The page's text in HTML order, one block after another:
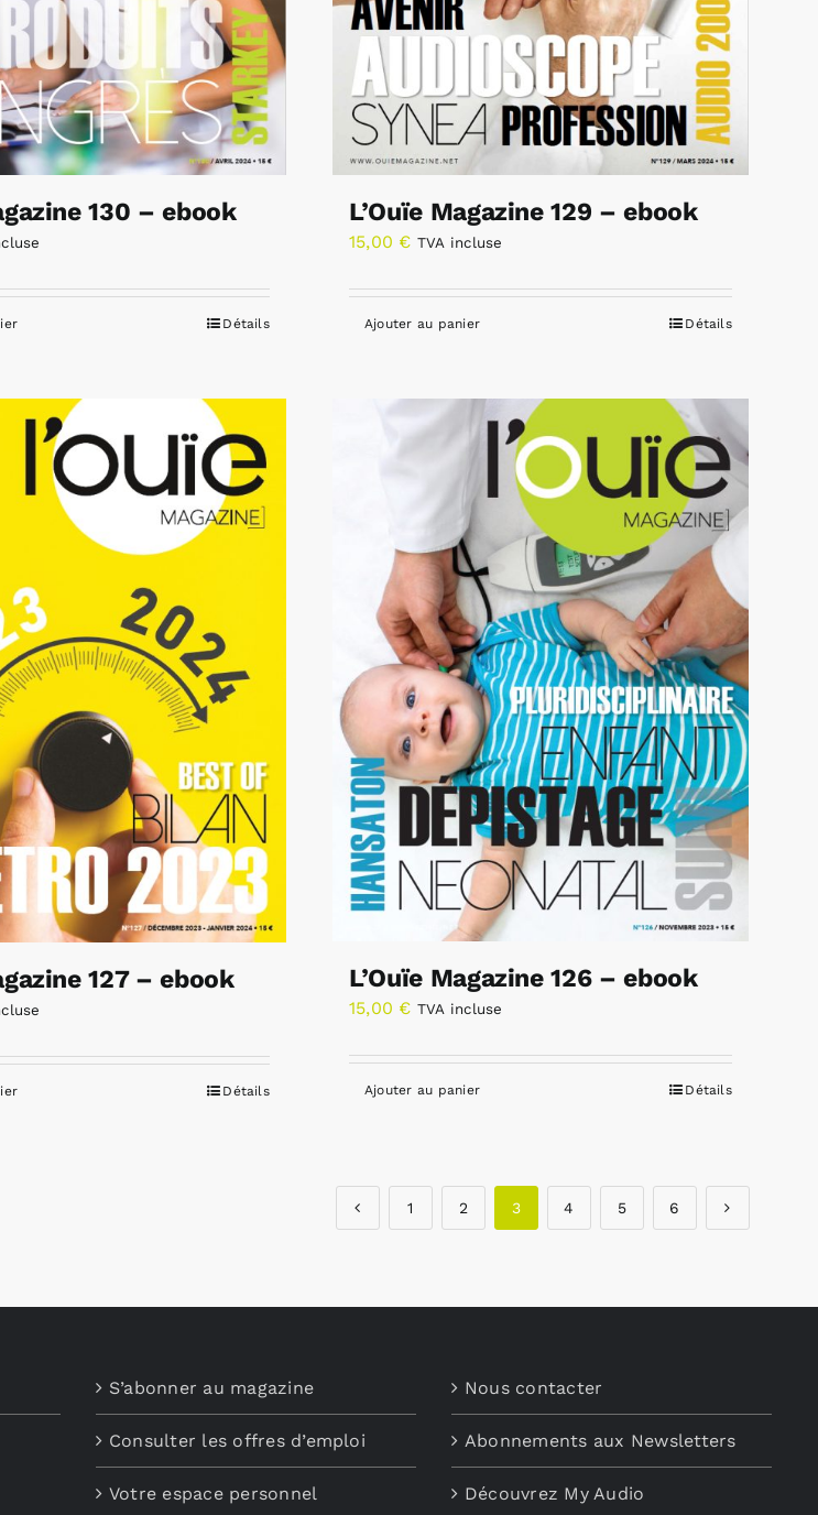
130 – ebook
Détails
L’Ouïe Magazine 129 – ebook
15,00 € TVA incluse
Ajouter au panier Détails
127 – ebook
Détails
L’Ouïe Magazine 126 – ebook
15,00 € TVA incluse
Ajouter au panier Détails
1 2 3 4 5 6
S’abonner au magazine
Consulter les offres d’emploi
Votre espace personnel
Nous contacter
Abonnements aux Newsletters
Découvrez My Audio